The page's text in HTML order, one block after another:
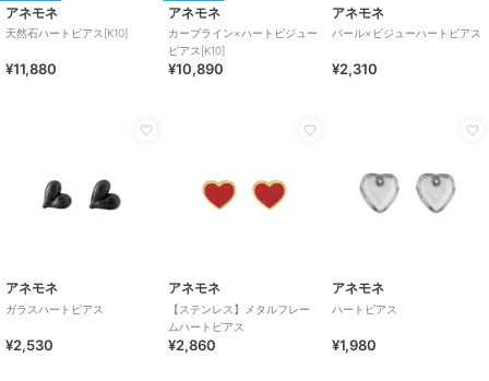
アネモネ
天然石ハートピアス[K10]
¥11,880
アネモネ
カーブライン×ハートビジュー
ピアス[K10]
¥10,890
アネモネ
パール×ビジューハートピアス
¥2,310
アネモネ
ガラスハートピアス
¥2,530
アネモネ
【ステンレス】メタルフレー
ムハートピアス
¥2,860
アネモネ
ハートピアス
¥1,980